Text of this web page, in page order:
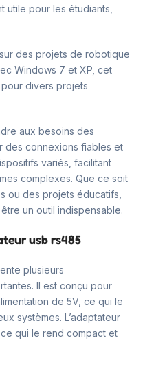
utile pour les étudiants,
des projets de robotique
Windows 7 et XP, cet
divers projets
aux besoins des
des connexions fiables et
variés, facilitant
complexes. Que ce soit
ou des projets éducatifs,
un outil indispensable.
usb rs485
plusieurs
Il est conçu pour
de 5V, ce qui le
systèmes. L’adaptateur
ce qui le rend compact et